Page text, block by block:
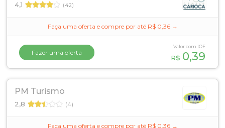
4,1 (42)
Faça uma oferta e compre por até R$ 0,36 →
Fazer uma oferta
Valor com IOF
R$ 0,39
PM Turismo
2,8 (4)
Faça uma oferta e compre por até R$ 0,36 →